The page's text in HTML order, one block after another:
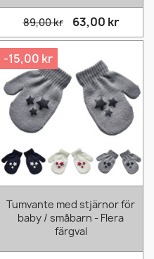
89,00 kr 63,00 kr
Tumvante med stjärnor för
baby / småbarn - Flera
färgval
-15,00 kr